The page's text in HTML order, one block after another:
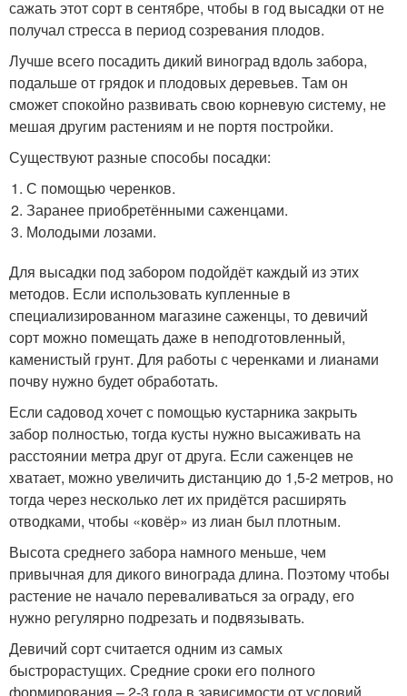
сажать этот сорт в сентябре, чтобы в год высадки от не
получал стресса в период созревания плодов.
Лучше всего посадить дикий виноград вдоль забора,
подальше от грядок и плодовых деревьев. Там он
сможет спокойно развивать свою корневую систему, не
мешая другим растениям и не портя постройки.
Существуют разные способы посадки:
С помощью черенков.
Заранее приобретёнными саженцами.
Молодыми лозами.
Для высадки под забором подойдёт каждый из этих
методов. Если использовать купленные в
специализированном магазине саженцы, то девичий
сорт можно помещать даже в неподготовленный,
каменистый грунт. Для работы с черенками и лианами
почву нужно будет обработать.
Если садовод хочет с помощью кустарника закрыть
забор полностью, тогда кусты нужно высаживать на
расстоянии метра друг от друга. Если саженцев не
хватает, можно увеличить дистанцию до 1,5-2 метров, но
тогда через несколько лет их придётся расширять
отводками, чтобы «ковёр» из лиан был плотным.
Высота среднего забора намного меньше, чем
привычная для дикого винограда длина. Поэтому чтобы
растение не начало переваливаться за ограду, его
нужно регулярно подрезать и подвязывать.
Девичий сорт считается одним из самых
быстрорастущих. Средние сроки его полного